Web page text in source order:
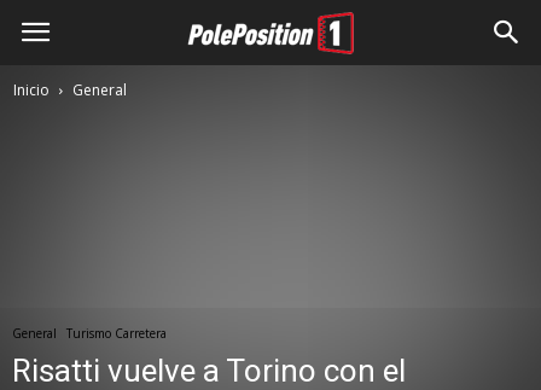
Inicio General
General Turismo Carretera
Risatti vuelve a Torino con el